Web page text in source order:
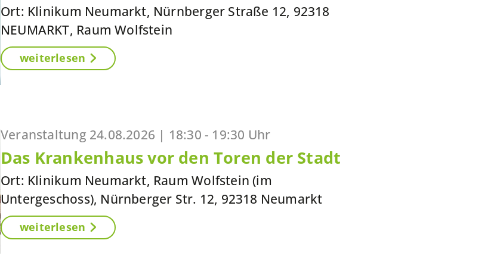
Ort: Klinikum Neumarkt, Nürnberger Straße 12, 92318
NEUMARKT, Raum Wolfstein
weiterlesen
Veranstaltung 24.08.2026 | 18:30 - 19:30 Uhr
Das Krankenhaus vor den Toren der Stadt
Ort: Klinikum Neumarkt, Raum Wolfstein (im
Untergeschoss), Nürnberger Str. 12, 92318 Neumarkt
weiterlesen